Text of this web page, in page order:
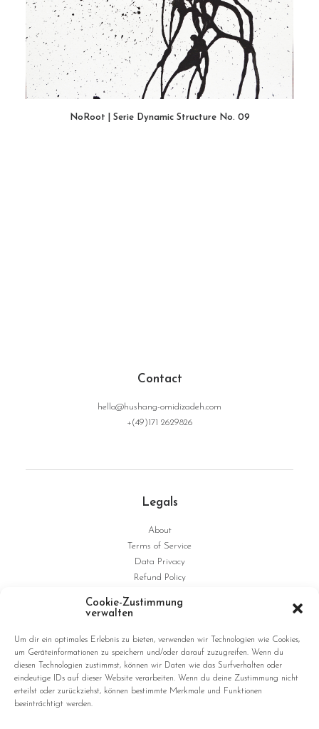
Cookie-Zustimmung
verwalten
Um dir ein optimales Erlebnis zu bieten, verwenden wir Technologien wie Cookies,
um Geräteinformationen zu speichern und/oder darauf zuzugreifen. Wenn du
diesen Technologien zustimmst, können wir Daten wie das Surfverhalten oder
eindeutige IDs auf dieser Website verarbeiten. Wenn du deine Zustimmung nicht
erteilst oder zurückziehst, können bestimmte Merkmale und Funktionen
beeinträchtigt werden.
NoRoot | Serie Dynamic Structure No. 09
Contact
hello@hushang-omidizadeh.com
+(49)171 2629826
Legals
About
Terms of Service
Data Privacy
Refund Policy
Imprint
Studio
admembers advertising GmbH
Ritterstrasse 187